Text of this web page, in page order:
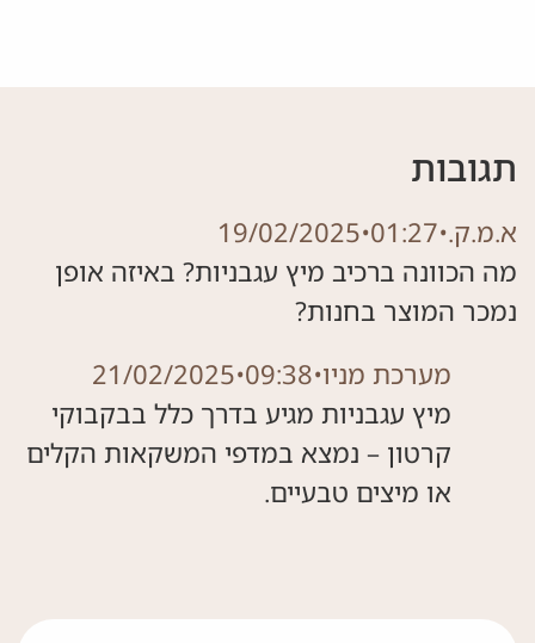
תגובות
א.מ.ק.•
01:27
•
19/02/2025
מה הכוונה ברכיב מיץ עגבניות? באיזה אופן
נמכר המוצר בחנות?
מערכת מניו•
09:38
•
21/02/2025
מיץ עגבניות מגיע בדרך כלל בבקבוקי
קרטון – נמצא במדפי המשקאות הקלים
או מיצים טבעיים.